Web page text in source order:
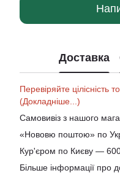
Доставка
Перевіряйте цілісність
(Докладніше...)
Самовивіз з нашого
«Нововю поштою» по
Кур'єром по Києву — 600
Більше інформації про